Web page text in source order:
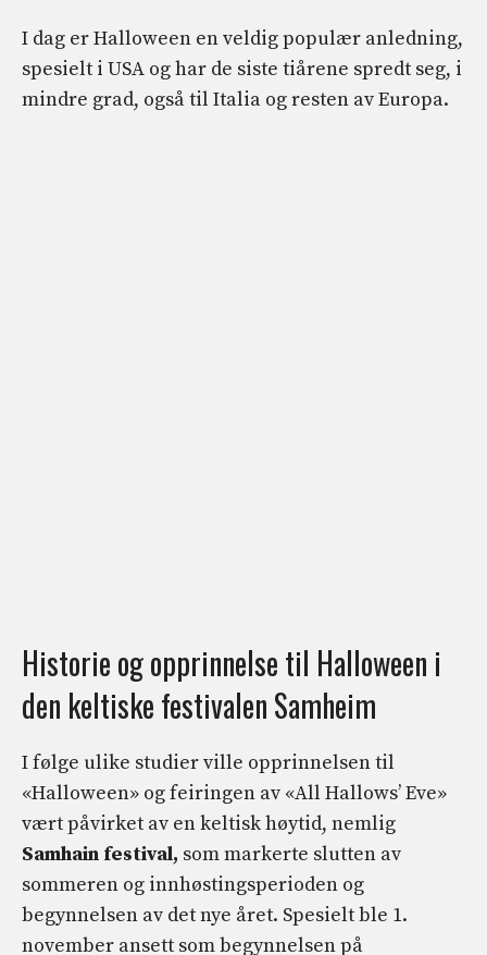
I dag er Halloween en veldig populær anledning,
spesielt i USA og har de siste tiårene spredt seg, i
mindre grad, også til Italia og resten av Europa.
Historie og opprinnelse til Halloween i
den keltiske festivalen Samheim
I følge ulike studier ville opprinnelsen til
«Halloween» og feiringen av «All Hallows’ Eve»
vært påvirket av en keltisk høytid, nemlig
Samhain festival, som markerte slutten av
sommeren og innhøstingsperioden og
begynnelsen av det nye året. Spesielt ble 1.
november ansett som begynnelsen på